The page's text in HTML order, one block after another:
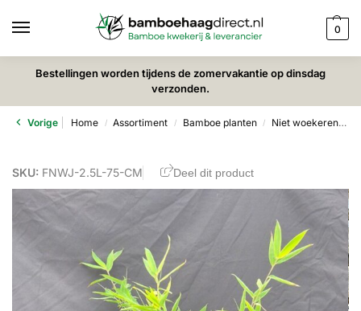
0
Bestellingen worden tijdens de zomervakantie op dinsdag
verzonden.
Vorige Home / Assortiment / Bamboe planten / Niet woekerende bamboe
SKU: FNWJ-2.5L-75-CM Deel dit product